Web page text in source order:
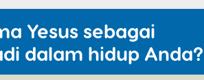
Yesus sebagai
dalam hidup Anda?